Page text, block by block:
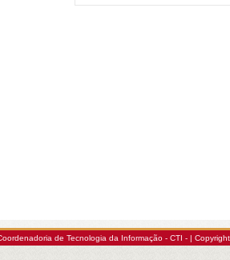
de Tecnologia da Informação - CTI - |